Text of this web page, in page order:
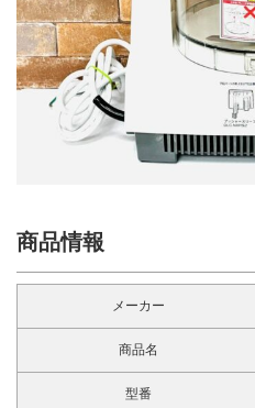
商品情報
メーカー
商品名
型番